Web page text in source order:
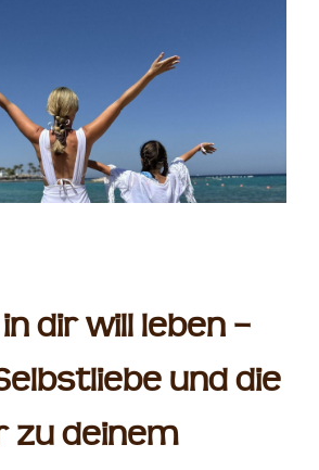
dir will leben –
und die
zu deinem